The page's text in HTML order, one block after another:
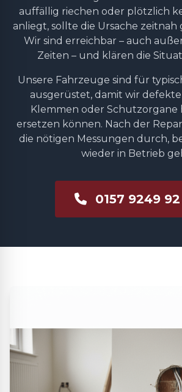
auffällig riechen oder plötzlich
anliegt, sollte die Ursache
Wir sind erreichbar – auch
Zeiten – und klären die
Unsere Fahrzeuge sind für
ausgerüstet, damit wir
Klemmen oder Schutzorgane
ersetzen können. Nach der
die nötigen Messungen durch,
wieder in Betrieb
0157 9249